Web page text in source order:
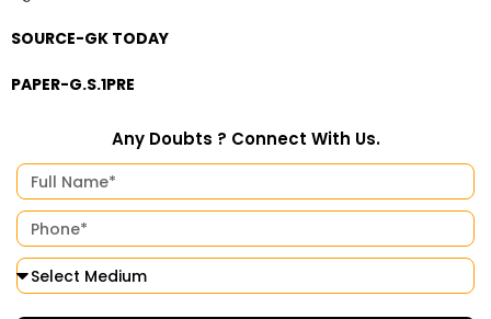
SOURCE-GK TODAY
PAPER-G.S.1PRE
Any Doubts ? Connect With Us.